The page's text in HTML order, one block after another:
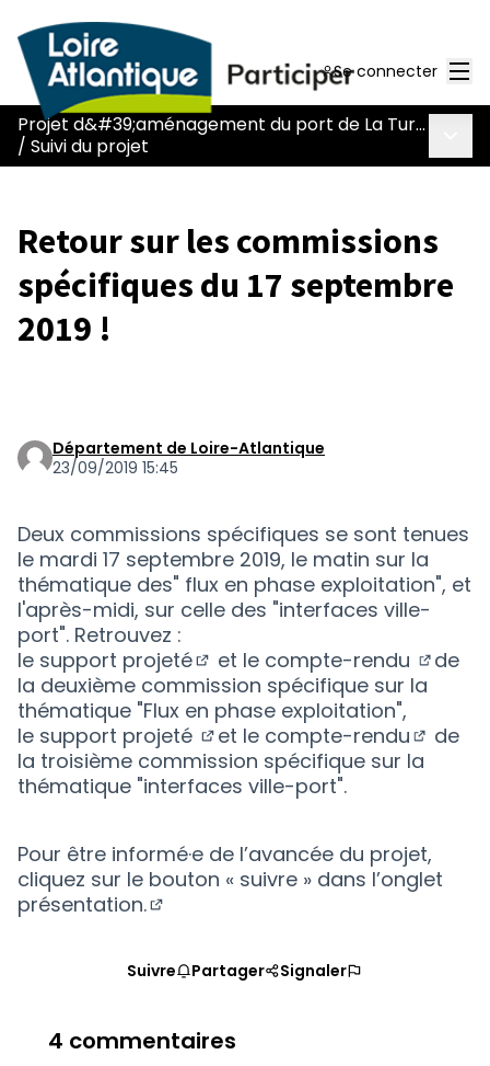
Se connecter
Projet d&#39;aménagement du port de La Turballe
/ Suivi du projet
Retour sur les commissions
spécifiques du 17 septembre
2019 !
Département de Loire-Atlantique
23/09/2019 15:45
Deux commissions spécifiques se sont tenues
le mardi 17 septembre 2019, le matin sur la
thématique des" flux en phase exploitation", et
l'après-midi, sur celle des "interfaces ville-
port". Retrouvez :
le support projeté
(S'ouvre dans un nouvel
et le compte-rendu
de
la deuxième commission spécifique sur la
thématique "Flux en phase exploitation",
le support projeté
(S'ouvre dans un nouvel
et le compte-rendu
de
la troisième commission spécifique sur la
thématique "interfaces ville-port".
Pour être informé·e de l’avancée du projet,
cliquez sur le bouton « suivre » dans l’onglet
présentation.
Suivre Partager Signaler
4 commentaires